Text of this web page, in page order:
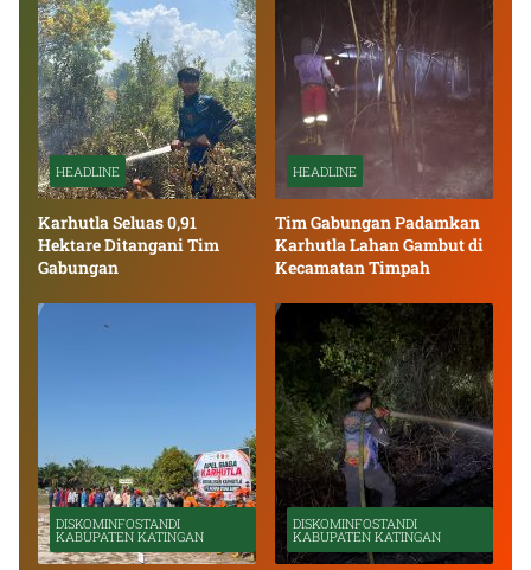
HEADLINE
Karhutla Seluas 0,91
Hektare Ditangani Tim
Gabungan
HEADLINE
Tim Gabungan Padamkan
Karhutla Lahan Gambut di
Kecamatan Timpah
DISKOMINFOSTANDI
KABUPATEN KATINGAN
DISKOMINFOSTANDI
KABUPATEN KATINGAN